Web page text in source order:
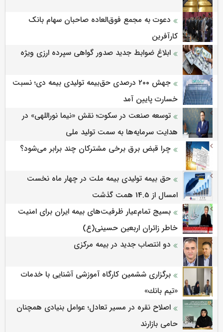
دعوت به مجمع فوق‌العاده صاحبان سهام بانک
کارآفرین
ابلاغ ضوابط جدید صدور گواهی سپرده ارزی ویژه
جهش ۲۰۰ درصدی حق‌بیمه تولیدی بیمه دی؛ نسبت
خسارت پایین آمد
توسعه صنعت در سکوت؛ نقش «نیما نوراللهی» در
هدایت سرمایه‌ها به سمت تولید ملی
چرا قبض برق برخی مشترکان چند برابر می‌شود؟
حق بیمه تولیدی بیمه ملت در چهار ماه نخست
امسال از 14.5 همت گذشت
بسیج تمام‌عیار ظرفیت‌های بیمه ایران برای امنیت
خاطر زائران اربعین حسینی(ع)
دو انتصاب جدید در بیمه مرکزی
برگزاری ششمین كارگاه آموزشی آشنایی با خدمات
«تیم بانك»
اصلاح نقره در مسیر تعادل؛ عوامل بنیادی همچنان
حامی بازارند